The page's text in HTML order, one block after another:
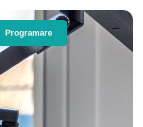
Programare